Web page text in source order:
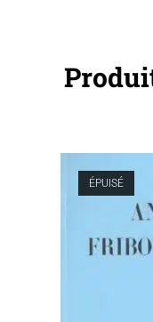
ÉPUISÉ